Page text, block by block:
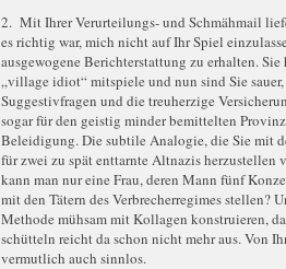
2. Mit Ihrer Verurteilungs- und Schmähmail
es richtig war, mich nicht auf Ihr Spiel
ausgewogene Berichterstattung zu erhalten.
„village idiot“ mitspiele und nun sind Sie
Suggestivfragen und die treuherzige
sogar für den geistig minder bemittelten
Beleidigung. Die subtile Analogie, die Sie mit
für zwei zu spät enttarnte Altnazis herzustellen
kann man nur eine Frau, deren Mann fünf
mit den Tätern des Verbrecherregimes stellen?
Methode mühsam mit Kollagen konstruieren,
schütteln reicht da schon nicht mehr aus. Von
vermutlich auch sinnlos.